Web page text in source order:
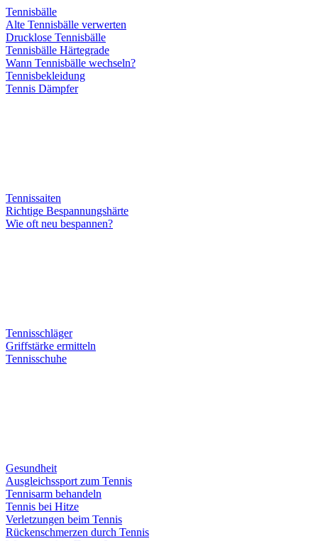
Tennisbälle
Alte Tennisbälle verwerten
Drucklose Tennisbälle
Tennisbälle Härtegrade
Wann Tennisbälle wechseln?
Tennisbekleidung
Tennis Dämpfer
Tennissaiten
Richtige Bespannungshärte
Wie oft neu bespannen?
Tennisschläger
Griffstärke ermitteln
Tennisschuhe
Gesundheit
Ausgleichssport zum Tennis
Tennisarm behandeln
Tennis bei Hitze
Verletzungen beim Tennis
Rückenschmerzen durch Tennis